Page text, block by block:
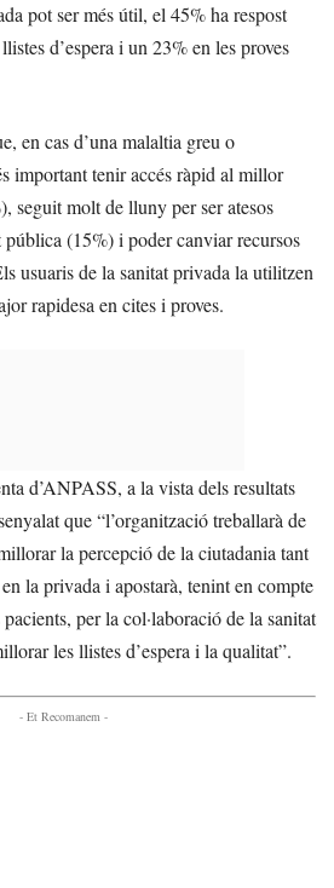
pot ser més útil, el 45% ha respost
d’espera i un 23% en les proves
en cas d’una malaltia greu o
important tenir accés ràpid al millor
seguit molt de lluny per ser atesos
pública (15%) i poder canviar recursos
usuaris de la sanitat privada la utilitzen
rapidesa en cites i proves.
d’ANPASS, a la vista dels resultats
que “l’organització treballarà de
la percepció de la ciutadania tant
la privada i apostarà, tenint en compte
per la col·laboració de la sanitat
les llistes d’espera i la qualitat”.
- Et Recomanem -